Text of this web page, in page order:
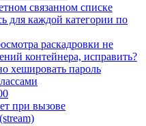
связанном списке
для каждой категории по
раскадровки не
контейнера, исправить?
хешировать пароль
при вызове